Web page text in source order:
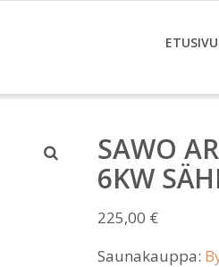
ETUSIVU
SAWO
6KW
225,00 €
Saunakauppa: